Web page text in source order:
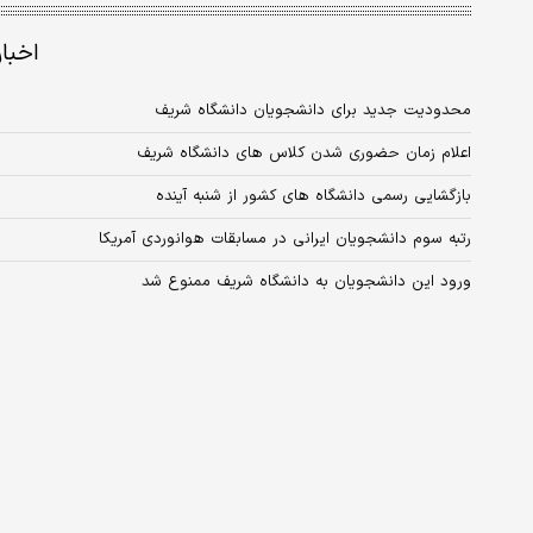
محدودیت جدید برای دانشجویان دانشگاه شریف
اعلام زمان حضوری شدن کلاس های دانشگاه شریف
بازگشایی رسمی دانشگاه های کشور از شنبه آینده
رتبه سوم دانشجویان ایرانی در مسابقات هوانوردی آمریکا
ورود این دانشجویان به دانشگاه شریف ممنوع شد